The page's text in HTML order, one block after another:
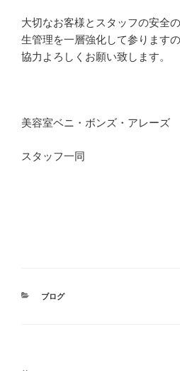
大切なお客様とスタッフの安全
生管理を一層強化して参ります
協力よろしくお願い致します。
美容室ベニ・ボンズ・アレーズ
スタッフ一同
カ
ブログ
投